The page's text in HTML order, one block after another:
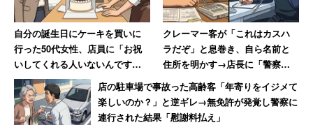
策や大型施設の有無が、重要な指標になっていきそうだ。
自分の誕生日にケーキを買いに
行った50代女性、店員に「お祝
いしてくれる人いないんです
か？」と言われて絶句
クレーマー客が「これはカスハ
ラだぞ」と息巻き、自ら名前と
住所を明かす→店長に「警察に
相談します」と撃退される
店の駐車場で事故った高齢客「年寄りをイジメて
楽しいのか？」と逆ギレ→無免許が発覚し警察に
連行された結果「慰謝料払え」